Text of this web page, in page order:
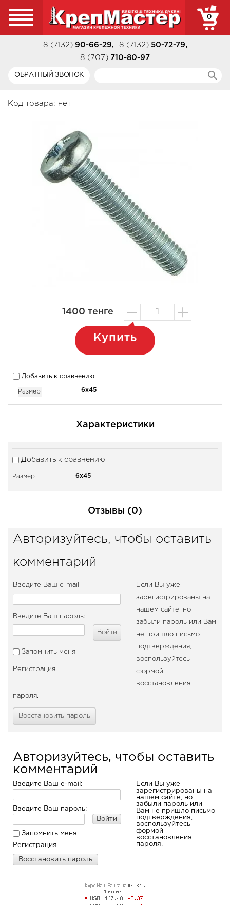
0
8 (7132) 90-66-29, 8 (7132) 50-72-79,
8 (707) 710-80-97
ОБРАТНЫЙ ЗВОНОК
Код товара: нет
1400 тенге
Купить
Добавить к сравнению
Размер 6x45
Характеристики
Добавить к сравнению
Размер 6x45
Отзывы (0)
Авторизуйтесь, чтобы оставить
комментарий
Введите Ваш e-mail:
Введите Ваш пароль:
Войти
Запомнить меня
Регистрация
Если Вы уже
зарегистрированы на
нашем сайте, но
забыли пароль или Вам
не пришло письмо
подтверждения,
воспользуйтесь
формой
восстановления
пароля.
Восстановить пароль
Авторизуйтесь, чтобы оставить
комментарий
Введите Ваш e-mail:
Введите Ваш пароль:
Войти
Запомнить меня
Регистрация
Если Вы уже
зарегистрированы на
нашем сайте, но
забыли пароль или
Вам не пришло письмо
подтверждения,
воспользуйтесь
формой
восстановления
пароля.
Восстановить пароль